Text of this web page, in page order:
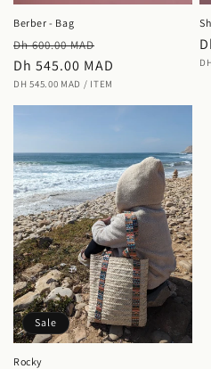
Berber - Bag
Regular
price
Dh 600.00 MAD
price
Dh 545.00 MAD
UNIT
DH 545.00 MAD / PER
ITEM
Sale
Rocky